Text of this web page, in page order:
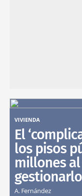
VIVIENDA
El
los pisos
millones
A. Fernández